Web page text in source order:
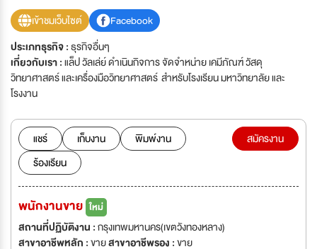
เข้าชมเว็บไซต์
Facebook
ประเภทธุรกิจ :ธุรกิจอื่นๆ
เกี่ยวกับเรา :แล็ป วัลเล่ย์ ดำเนินกิจการ จัดจำหน่าย เคมีภัณฑ์ วัสดุ
วิทยาศาสตร์ และเครื่องมือวิทยาศาสตร์ สำหรับโรงเรียน มหาวิทยาลัย และ
โรงงาน
แชร์ เก็บงาน
พิมพ์งาน
ร้องเรียน
สมัครงาน
พนักงานขาย ใหม่
สถานที่ปฏิบัติงาน :กรุงเทพมหานคร(เขตวังทองหลาง)
สาขาอาชีพหลัก :ขายสาขาอาชีพรอง :ขาย